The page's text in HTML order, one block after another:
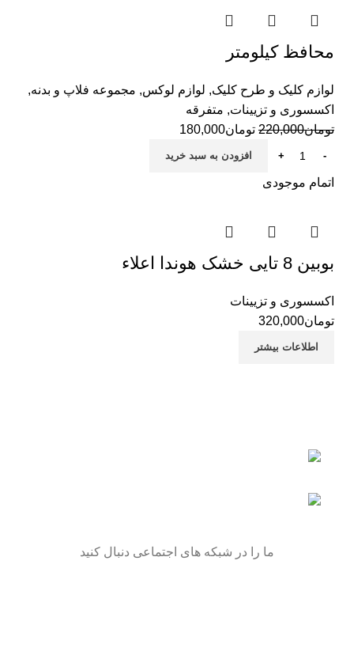
محافظ کیلومتر
لوازم کلیک و طرح کلیک, لوازم لوکس, مجموعه فلاپ و بدنه,
اکسسوری و تزیینات, متفرقه
تومان220,000 تومان180,000
افزودن به سبد خرید
اتمام موجودی
بوبین 8 تایی خشک هوندا اعلاء
اکسسوری و تزیینات
تومان320,000
اطلاعات بیشتر
ما را در شبکه های اجتماعی دنبال کنید